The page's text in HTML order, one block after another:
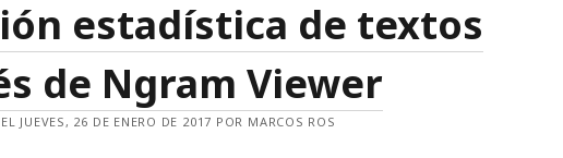
estadística de textos
de Ngram Viewer
JUEVES, 26 DE ENERO DE 2017 POR MARCOS ROS